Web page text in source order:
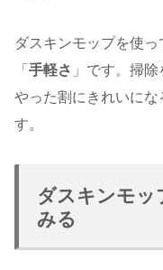
ダスキンモップを使
「 手軽さ 」です。掃
やった割にきれいにな
す。
ダスキンモッ
みる